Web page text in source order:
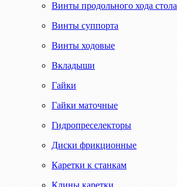
Винты продольного хода стола
Винты суппорта
Винты ходовые
Вкладыши
Гайки
Гайки маточные
Гидропреселекторы
Диски фрикционные
Каретки к станкам
Клины каретки